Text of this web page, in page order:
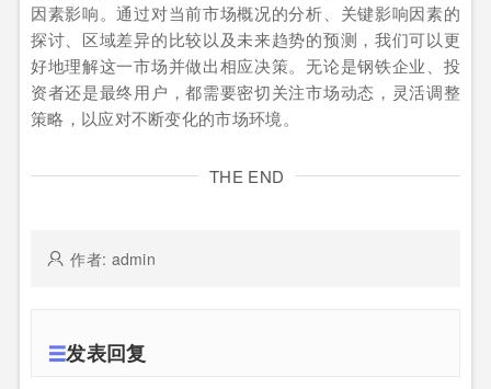
因素影响。通过对当前市场概况的分析、关键影响因素的
探讨、区域差异的比较以及未来趋势的预测，我们可以更
好地理解这一市场并做出相应决策。无论是钢铁企业、投
资者还是最终用户，都需要密切关注市场动态，灵活调整
策略，以应对不断变化的市场环境。
THE END
作者: admin
发表回复